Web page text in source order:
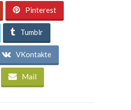
Pinterest
Tumblr
VKontakte
Mail